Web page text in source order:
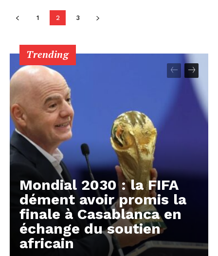
1 2 3
Trending
Mondial 2030 : la FIFA
dément avoir promis la
finale à Casablanca en
échange du soutien
africain